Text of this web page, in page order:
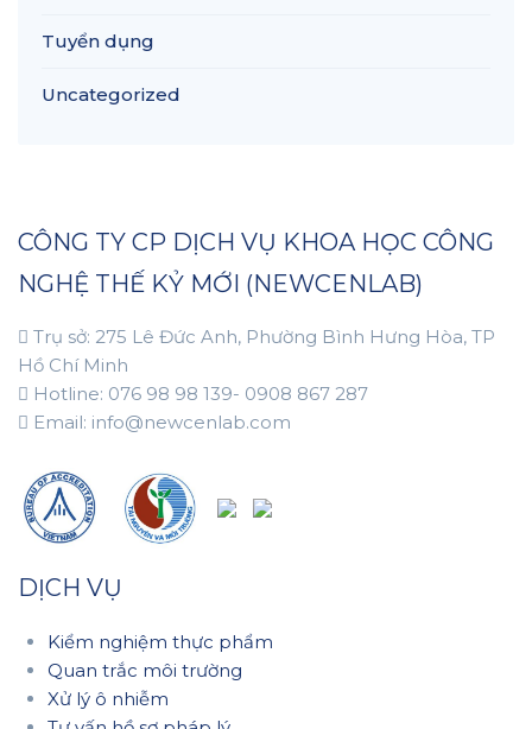
Tuyển dụng
Uncategorized
CÔNG TY CP DỊCH VỤ KHOA HỌC CÔNG
NGHỆ THẾ KỶ MỚI (NEWCENLAB)
Trụ sở: 275 Lê Đức Anh, Phường Bình Hưng Hòa, TP
Hồ Chí Minh
Hotline: 076 98 98 139- 0908 867 287
Email: info@newcenlab.com
DỊCH VỤ
Kiểm nghiệm thực phẩm
Quan trắc môi trường
Xử lý ô nhiễm